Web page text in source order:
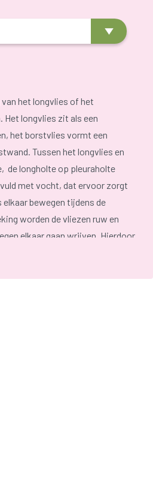
het longvlies of het
longvlies zit als een
het borstvlies vormt een
Tussen het longvlies en
de longholte op pleuraholte
met vocht, dat ervoor zorgt
bewegen tijdens de
worden de vliezen ruw en
elkaar gaan wrijven. Hierdoor